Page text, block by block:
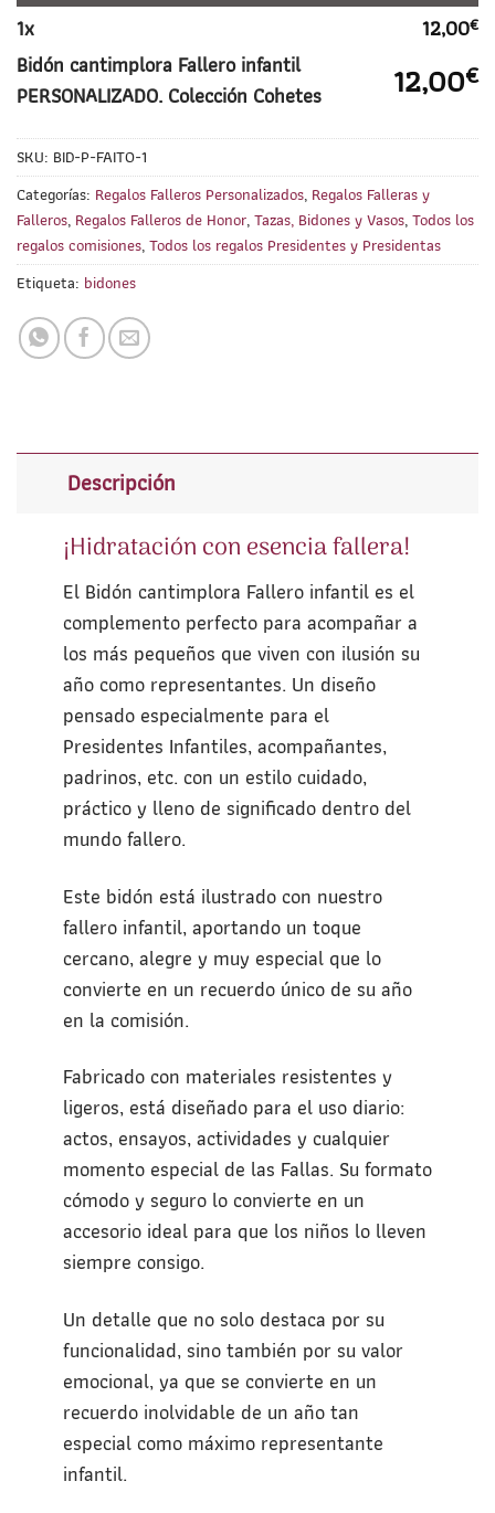
1x 12,00€
Bidón cantimplora Fallero infantil
PERSONALIZADO. Colección Cohetes
12,00€
SKU: BID-P-FAITO-1
Categorías: Regalos Falleros Personalizados, Regalos Falleras y
Falleros, Regalos Falleros de Honor,Tazas, Bidones y Vasos,Todos los
regalos comisiones,Todos los regalos Presidentes y Presidentas
Etiqueta: bidones
Descripción
¡Hidratación con esencia fallera!
El Bidón cantimplora Fallero infantil es el
complemento perfecto para acompañar a
los más pequeños que viven con ilusión su
año como representantes. Un diseño
pensado especialmente para el
Presidentes Infantiles, acompañantes,
padrinos, etc. con un estilo cuidado,
práctico y lleno de significado dentro del
mundo fallero.
Este bidón está ilustrado con nuestro
fallero infantil, aportando un toque
cercano, alegre y muy especial que lo
convierte en un recuerdo único de su año
en la comisión.
Fabricado con materiales resistentes y
ligeros, está diseñado para el uso diario:
actos, ensayos, actividades y cualquier
momento especial de las Fallas. Su formato
cómodo y seguro lo convierte en un
accesorio ideal para que los niños lo lleven
siempre consigo.
Un detalle que no solo destaca por su
funcionalidad, sino también por su valor
emocional, ya que se convierte en un
recuerdo inolvidable de un año tan
especial como máximo representante
infantil.